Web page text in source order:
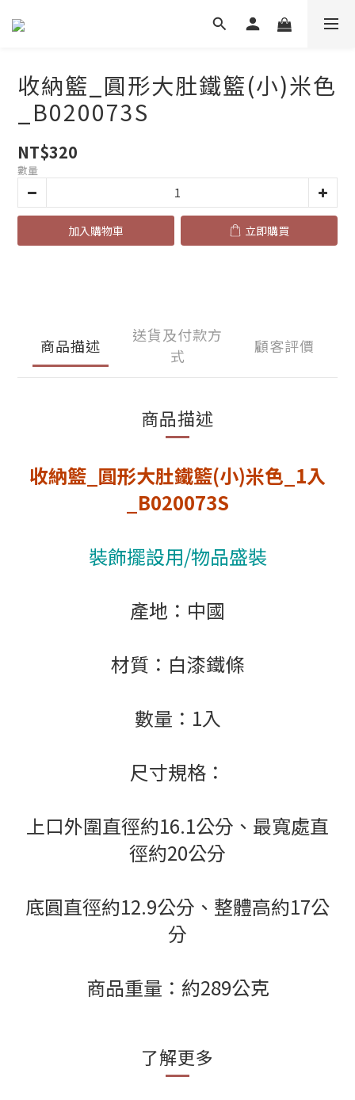
收納籃_圓形大肚鐵籃(小)米色
_B020073S
NT$320
數量
加入購物車 立即購買
商品描述
送貨及付款方
式
顧客評價
商品描述
收納籃_圓形大肚鐵籃(小)米色 _1入
B020073S
裝飾擺設用/物品盛裝
產地：中國
材質：白漆鐵條
數量：1入
尺寸規格：
上口外圍直徑約16.1公分、 最寬處直
徑約20公分
底圓直徑約12.9公分、整體高約17公
分
商品重量：約289公克
了解更多